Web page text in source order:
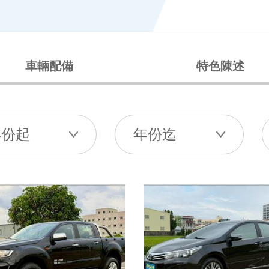
車輛配備 特色陳述